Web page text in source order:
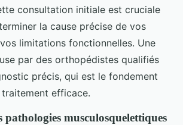
consultation initiale est cruciale
la cause précise de vos
limitations fonctionnelles. Une
par des orthopédistes qualifiés
précis, qui est le fondement
efficace.
musculosquelettiques